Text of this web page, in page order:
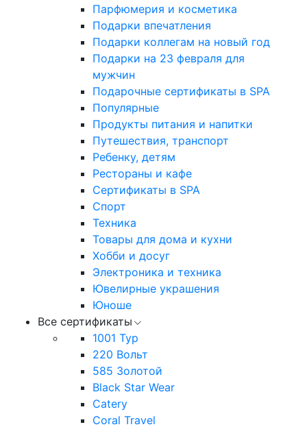
Парфюмерия и косметика
Подарки впечатления
Подарки коллегам на новый год
Подарки на 23 февраля для
мужчин
Подарочные сертификаты в SPA
Популярные
Продукты питания и напитки
Путешествия, транспорт
Ребенку, детям
Рестораны и кафе
Сертификаты в SPA
Спорт
Техника
Товары для дома и кухни
Хобби и досуг
Электроника и техника
Ювелирные украшения
Юноше
Все сертификаты
1001 Тур
220 Вольт
585 Золотой
Black Star Wear
Catery
Coral Travel